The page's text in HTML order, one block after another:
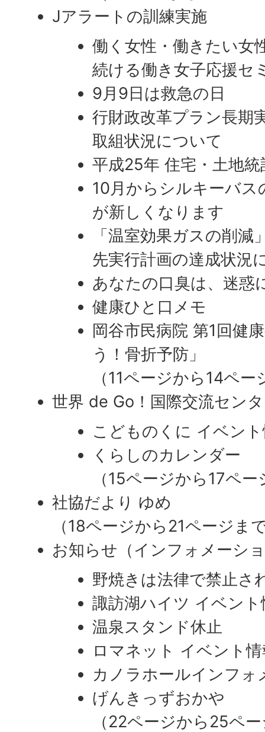
Jアラートの訓練実施
働く女性・働きたい女
続ける働き女子応援セ
9月9日は救急の日
行財政改革プラン長期
取組状況について
平成25年 住宅・土地
10月からシルキーバス
が新しくなります
「温室効果ガスの削
先実行計画の達成状況
あなたの口臭は、迷惑
健康ひと口メモ
岡谷市民病院 第1回健
う！骨折予防」
（11ページから14ペー
世界 de Go！国際交流セン
こどものくに イベン
くらしのカレンダー
（15ページから17ペ
社協だより ゆめ
（18ページから21ページま
お知らせ（インフォメーシ
野焼きは法律で禁止さ
諏訪湖ハイツ イベント
温泉スタンド休止
ロマネット イベント
カノラホールインフォ
げんきっずおかや
（22ページから25ペ